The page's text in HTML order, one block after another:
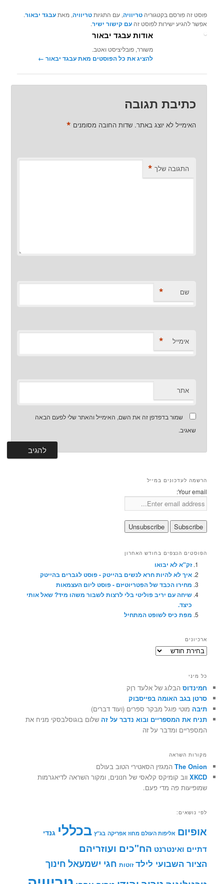
פוסט זה פורסם בקטגוריהטריוויה, עם התגיותטריוויה, מאתעבגד יבאור.
אפשר להגיע ישירות לפוסט זהעם קישור ישיר.
אודות עבגד יבאור
משורר, פובליציסט ואטב.
להציג את כל הפוסטים מאת עבגד יבאור‏ ←
כתיבת תגובה
האימייל לא יוצג באתר. שדות החובה מסומנים *
התגובה שלך *
שם *
אימייל *
אתר
שמור בדפדפן זה את השם, האימייל והאתר שלי לפעם הבאה
שאגיב.
הרשמה לעדכונים במייל
Your email:
הפוסטים הנצפים בחודש האחרון
זק"א לא יבואו
איך לא להיות חרא לנשים בהייטק - פוסט לגברים בהייטק
מחירו הכבד של הפטריוטיזם - פוסט ליום העצמאות
שיחה עם יריב פוליטי בלי לרצות לשבור משהו מיד? שאל אותי
כיצד.
מפת כיס לשופט המתחיל
ארכיונים
ארכיונים
כל מיני
חמינדוס הבלוג של אלעד רוֶק
סרטן בגב האומה בפייסבוק
תיבה מוטי פוגל מבקר ספרים (ועוד דברים)
תניח את המספריים ובוא נדבר על זה שלום בוגוסלבסקי מניח את
המספריים ומדבר על זה
מקורות השראה
The Onion המגזין הסאטירי הטוב בעולם
XKCD ווב קומיקס קלאסי של חנונים, ומקור השראה לדיאגרמות
שמופיעות פה מדי פעם.
לפי נושאים:
אופיום אליפות העולם מחוז אפריקה בג"ץ בכללי גנדי
דתיים ואינטרנט הח"כים ועוזריהם
הציור השבועי לילד זוטות חגי ישמעאל חינוך